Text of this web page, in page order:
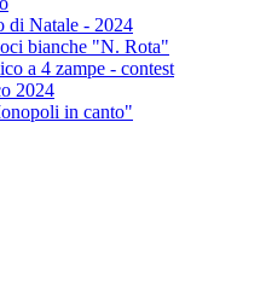
di Natale - 2024
bianche "N. Rota"
a 4 zampe - contest
2024
in canto"